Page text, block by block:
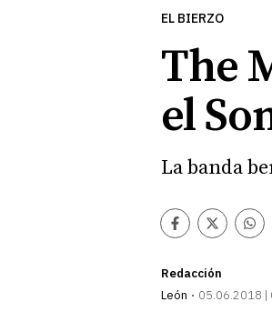
EL BIERZO
The
el
La banda
Facebook
Twitter
Comentarios
Redacción
León
05.06.2018 |